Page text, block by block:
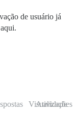
de usuário já
Visualizações
Atividade